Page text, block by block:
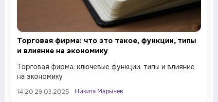
Торговая фирма: что это такое, функции, типы
и влияние на экономику
Торговая фирма: ключевые функции, типы и влияние
на экономику
14:20 29.03.2025 Никита Марычев